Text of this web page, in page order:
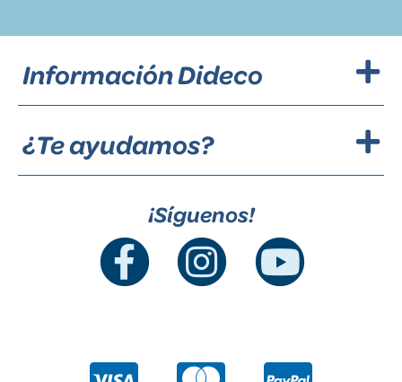
Información Dideco
¿Te ayudamos?
¡Síguenos!